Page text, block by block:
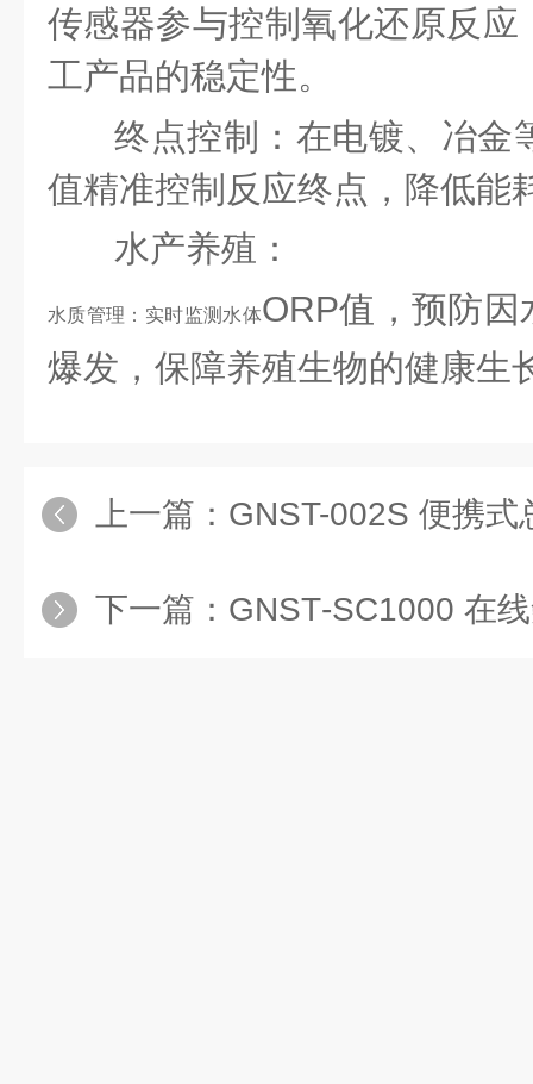
传感器参与控制氧化还原反
工产品的稳定性。
终点控制：在电镀、冶金
值精准控制反应终点，降低能
水产养殖：
水质管理：实时监测水体ORP值，预防
爆发，保障养殖生物的健康生
上一篇： GNST-002S 便携式总余氯检测仪
下一篇： GNST‑SC1000 在线氨氮检测仪：